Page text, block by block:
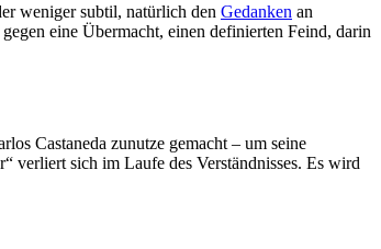
weniger subtil, natürlich den Gedanken an
eine Übermacht, einen definierten Feind, darin
Castaneda zunutze gemacht – um seine
verliert sich im Laufe des Verständnisses. Es wird